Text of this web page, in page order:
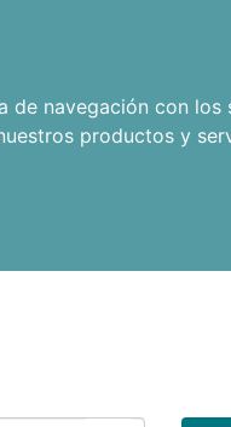
navegación con los
productos y